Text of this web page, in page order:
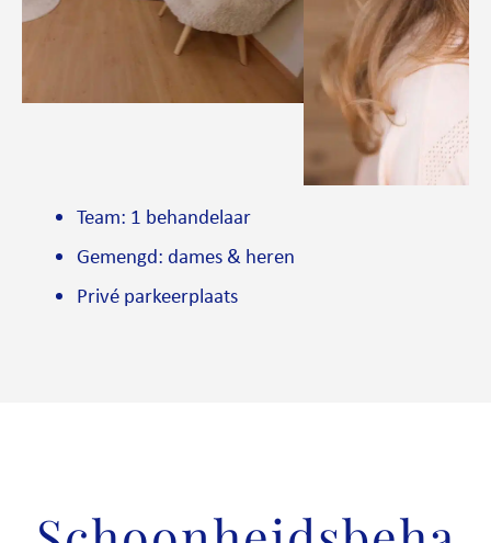
Team: 1 behandelaar
Gemengd: dames & heren
Privé parkeerplaats